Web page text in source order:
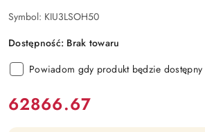
Symbol: KIU3LSOH50
Dostępność: Brak towaru
Powiadom gdy produkt będzie dostępny
cena:
62866.67